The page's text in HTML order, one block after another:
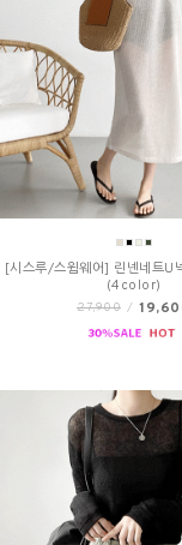
[시스루/스윔웨어] 린넨네트U
(4color)
27,900 /